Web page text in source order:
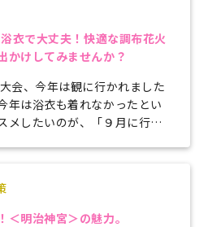
衣で大丈夫！快適な調布花火
かけしてみませんか？
会、今年は観に行かれました
年は浴衣も着れなかったとい
メしたいのが、「９月に行わ
明治神宮＞の魅力。